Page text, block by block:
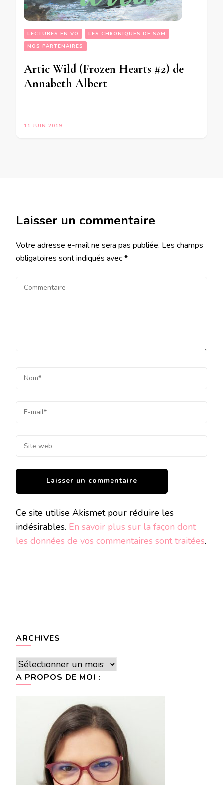
LECTURES EN VO
LES CHRONIQUES DE SAM
NOS PARTENAIRES
Artic Wild (Frozen Hearts #2) de
Annabeth Albert
11 JUIN 2019
Laisser un commentaire
Votre adresse e-mail ne sera pas publiée. Les champs
obligatoires sont indiqués avec*
Ce site utilise Akismet pour réduire les
indésirables. En savoir plus sur la façon dont
les données de vos commentaires sont traitées.
ARCHIVES
Archives
A PROPOS DE MOI :